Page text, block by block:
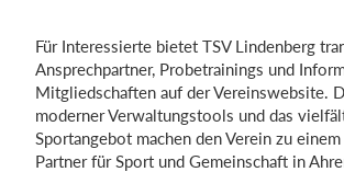
Für Interessierte bietet TSV Lindenberg
Ansprechpartner, Probetrainings und
Mitgliedschaften auf der Vereinswebsite.
moderner Verwaltungstools und das
Sportangebot machen den Verein zu
Partner für Sport und Gemeinschaft in